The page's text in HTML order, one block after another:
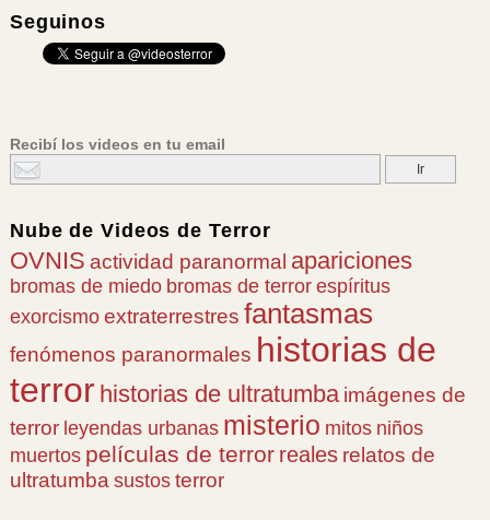
Seguinos
Recibí los videos en tu email
Nube deVideos de Terror
OVNIS actividad paranormal apariciones
bromas de miedo bromas de terror espíritus
exorcismo extraterrestres fantasmas
fenómenos paranormales historias de
terror historias de ultratumba imágenes de
terror leyendas urbanas misterio mitos niños
muertos películas de terror reales relatos de
ultratumba sustos terror